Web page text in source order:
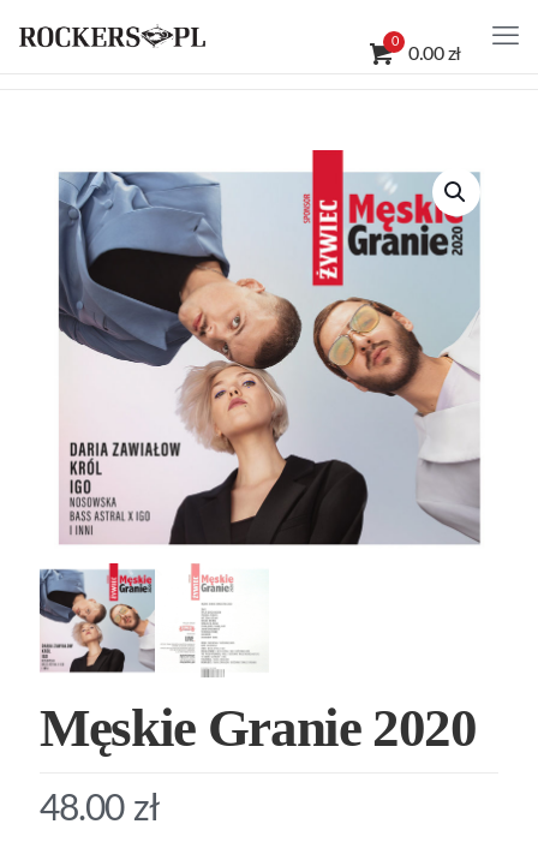
0
0.00 zł
Męskie Granie 2020
48.00 zł